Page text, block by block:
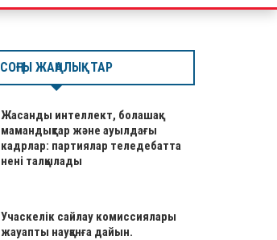
СОҢҒЫ ЖАҢАЛЫҚТАР
Жасанды интеллект, болашақ
мамандықтар және ауылдағы
кадрлар: партиялар теледебатта
нені талқылады
Учаскелік сайлау комиссиялары
жауапты науқанға дайын.